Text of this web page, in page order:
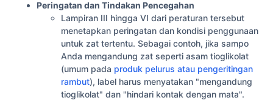
Peringatan dan Tindakan Pencegahan
Lampiran III hingga VI dari peraturan tersebut
menetapkan peringatan dan kondisi penggunaan
untuk zat tertentu. Sebagai contoh, jika sampo
Anda mengandung zat seperti asam tioglikolat
(umum pada produk pelurus atau pengeritingan
rambut), label harus menyatakan "mengandung
tioglikolat" dan "hindari kontak dengan mata".